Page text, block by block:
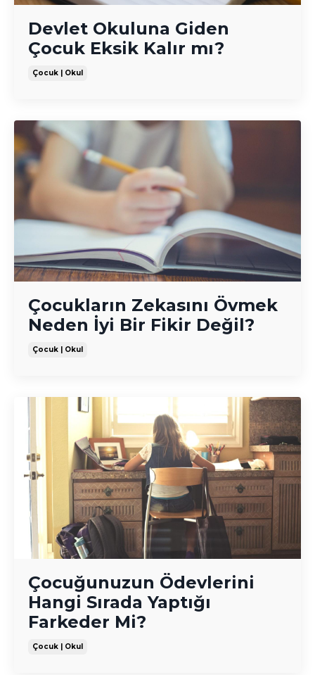
Devlet Okuluna Giden
Çocuk Eksik Kalır mı?
Çocuk | Okul
Çocukların Zekasını Övmek
Neden İyi Bir Fikir Değil?
Çocuk | Okul
Çocuğunuzun Ödevlerini
Hangi Sırada Yaptığı
Farkeder Mi?
Çocuk | Okul